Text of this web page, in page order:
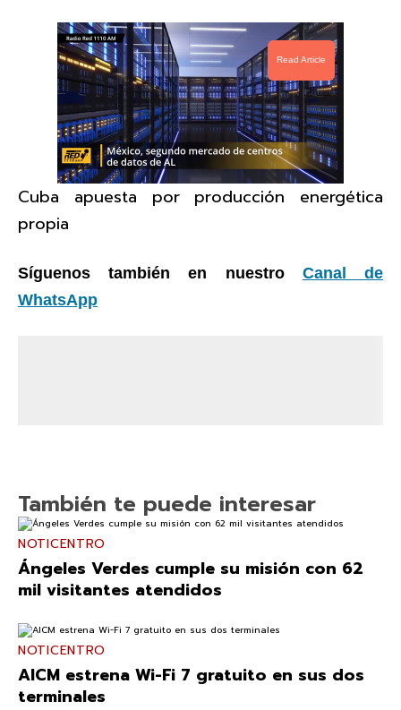
Read Article
Cuba apuesta por producción energética
propia
Síguenos también en nuestro Canal de
WhatsApp
También te puede interesar
NOTICENTRO
Ángeles Verdes cumple su misión con 62
mil visitantes atendidos
NOTICENTRO
AICM estrena Wi-Fi 7 gratuito en sus dos
terminales